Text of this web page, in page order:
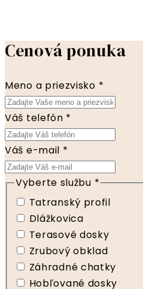
Cenová ponuka
Meno a priezvisko *
Váš telefón *
Váš e-mail *
Vyberte službu *
Tatranský profil
Dlážkovica
Terasové dosky
Zrubový obklad
Záhradné chatky
Hobľované dosky